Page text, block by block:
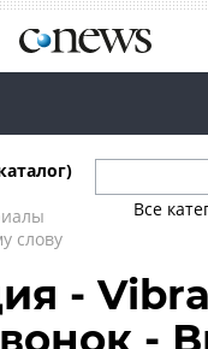
слову
Все
-